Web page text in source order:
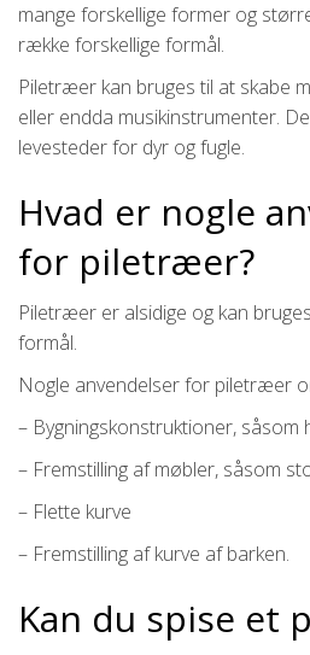
mange forskellige former og
række forskellige formål.
Piletræer kan bruges til at skabe
eller endda musikinstrumenter.
levesteder for dyr og fugle.
Hvad er nogle
for piletræer?
Piletræer er alsidige og kan
formål.
Nogle anvendelser for piletræer
– Bygningskonstruktioner, såsom
– Fremstilling af møbler, såsom
– Flette kurve
– Fremstilling af kurve af barken.
Kan du spise et